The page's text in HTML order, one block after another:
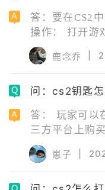
答：要在CS2
操作： 打开游戏并进入主界面。 选择“匹配”选
鹿念乔
问：cs2钥匙
答： 玩家可以在游戏内商店或Steam市场或第
三方平台上购
固定的，而箱
不断变化。
崽子